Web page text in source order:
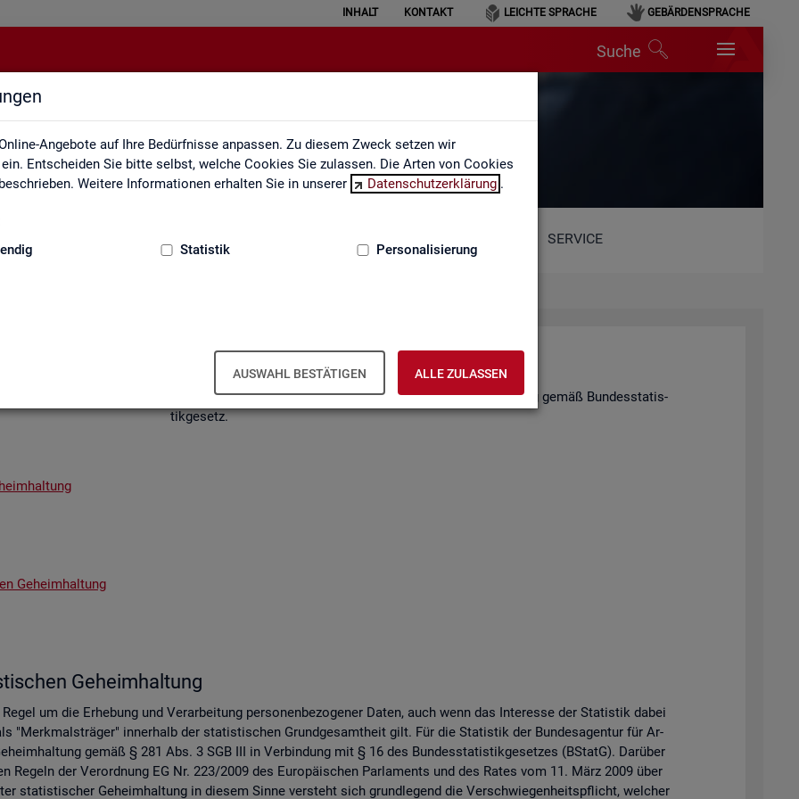
Angebote auf Ihre Bedürfnisse anpassen. Zu diesem Zweck setzen wir
Entscheiden Sie bitte selbst, welche Cookies Sie zulassen. Die Arten von Cookies
Weitere Informationen erhalten Sie in unserer
Datenschutzerklärung .
Statistik Personalisierung
AUSWAHL BESTÄTIGEN ALLE ZULASSEN
INHALT KONTAKT LEICHTE SPRACHE GEBÄRDENSPRACHE
Suche
Statistische Geheimhaltung
SERVICE
Geheimhaltung
Sta­tis­ti­sche Ge­heim­hal­tung
des Da­ten­schut­zes für So­zi­al­da­ten und die Grund­sät­ze der Sta­tis­ti­schen Ge­heim­hal­tung gemäß Bun­des­sta­tis­
tik­ge­setz.
Ge­heim­hal­tung
Ge­heim­hal­tung
um die Er­he­bung und Ver­ar­bei­tung per­so­nen­be­zo­ge­ner Daten, auch wenn das In­ter­es­se der Sta­tis­tik dabei
"Merk­mals­trä­ger" in­ner­halb der sta­tis­ti­schen Grund­ge­samt­heit gilt. Für die Sta­tis­tik der Bun­des­agen­tur für Ar­
gemäß § 281 Abs. 3 SGB III in Ver­bin­dung mit § 16 des Bun­des­sta­tis­tik­ge­set­zes (BStatG). Dar­über
der Ver­ord­nung EG Nr. 223/2009 des Eu­ro­päi­schen Par­la­ments und des Rates vom 11. März 2009 über
sta­tis­ti­scher Ge­heim­hal­tung in die­sem Sinne ver­steht sich grund­le­gend die Ver­schwie­gen­heits­pflicht, wel­cher